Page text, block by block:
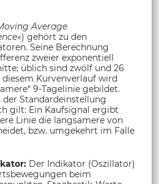
Average
) gehört zu den
Seine Berechnung
zweier exponentiell
üblich sind zwölf und 26
diesem Kurvenverlauf wird
9-Tagelinie gebildet.
Standardeinstellung
gilt: Ein Kaufsignal ergibt
Linie die langsamere von
bzw. umgekehrt im Falle
Der Indikator (Oszillator)
beim